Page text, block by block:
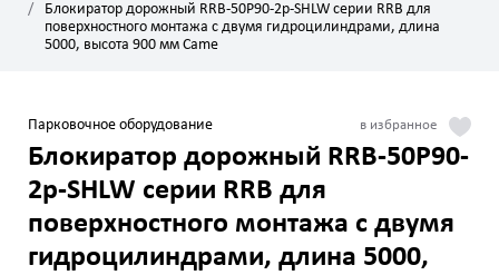
Блокиратор дорожный RRB-50P90-2p-SHLW серии RRB для
поверхностного монтажа с двумя гидроцилиндрами, длина
5000, высота 900 мм Came
Парковочное оборудование
Блокиратор дорожный RRB-50P90-
2p-SHLW серии RRB для
поверхностного монтажа с двумя
гидроцилиндрами, длина 5000,